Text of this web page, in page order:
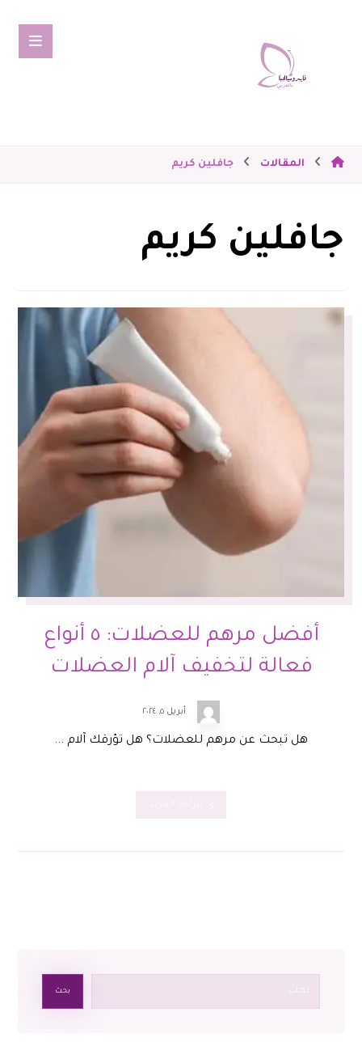
المقالات جافلين كريم
جافلين كريم
أفضل مرهم للعضلات: ٥ أنواع
فعالة لتخفيف آلام العضلات
أبريل ٥, ٢٠٢٤
هل تبحث عن مرهم للعضلات؟ هل تؤرقك آلام ...
بحث